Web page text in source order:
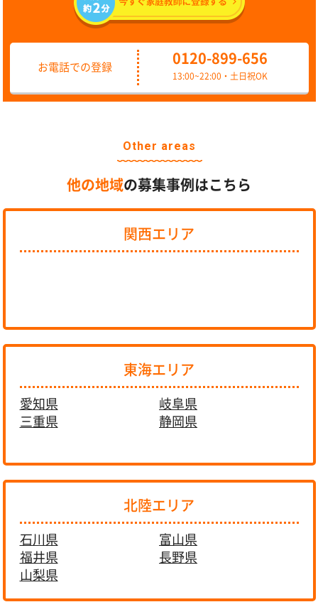
お電話での登録
0120-899-656
13:00~22:00・土日祝OK
Other areas
他の地域の募集事例はこちら
関西エリア
東海エリア
愛知県
岐阜県
三重県
静岡県
北陸エリア
石川県
富山県
福井県
長野県
山梨県